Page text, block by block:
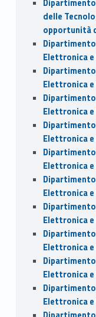
delle
opportunità
Elettronica e
Elettronica
Elettronica e
Elettronica e
Elettronica e
Elettronica
Elettronica e
Elettronica e
Elettronica e
Elettronica e